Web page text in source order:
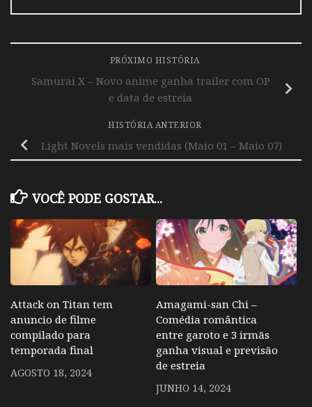
PRÓXIMO HISTÓRIA
Samurai X – Novo anime ganha trailer com OP
e data de estreia
HISTÓRIA ANTERIOR
Light Novels mais vendidas (Maio 01 – Maio 07)
VOCÊ PODE GOSTAR...
Attack on Titan tem
anuncio de filme
compilado para
temporada final
AGOSTO 18, 2024
Amagami-san Chi –
Comédia romântica
entre garoto e 3 irmãs
ganha visual e previsão
de estreia
JUNHO 14, 2024